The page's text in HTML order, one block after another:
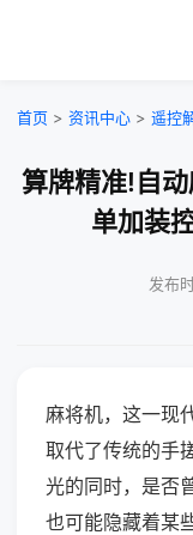
首页 > 资讯中心 > 遥控
算牌精准!自
单加装
发布
麻将机，这一现
取代了传统的手
光的同时，是否
也可能隐藏着某